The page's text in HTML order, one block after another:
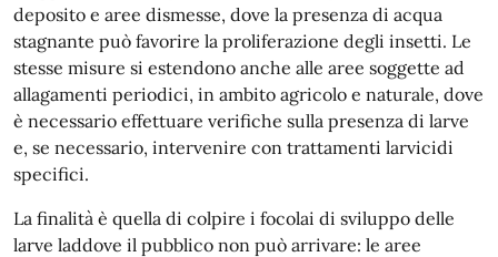
deposito e aree dismesse, dove la presenza di acqua
stagnante può favorire la proliferazione degli insetti. Le
stesse misure si estendono anche alle aree soggette ad
allagamenti periodici, in ambito agricolo e naturale, dove
è necessario effettuare verifiche sulla presenza di larve
e, se necessario, intervenire con trattamenti larvicidi
specifici.
La finalità è quella di colpire i focolai di sviluppo delle
larve laddove il pubblico non può arrivare: le aree